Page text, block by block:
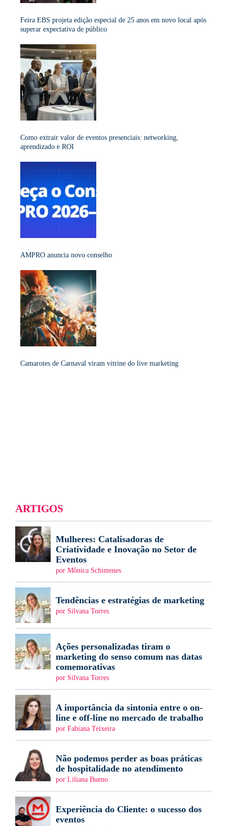
Feira EBS projeta edição especial de 25 anos em novo local após
superar expectativa de público
Como extrair valor de eventos presenciais: networking,
aprendizado e ROI
AMPRO anuncia novo conselho
Camarotes de Carnaval viram vitrine do live marketing
ARTIGOS
Mulheres: Catalisadoras de
Criatividade e Inovação no Setor de
Eventos
por Mônica Schimenes
Tendências e estratégias de marketing
por Silvana Torres
Ações personalizadas tiram o
marketing do senso comum nas datas
comemorativas
por Silvana Torres
A importância da sintonia entre o on-
line e off-line no mercado de trabalho
por Fabiana Teixeira
Não podemos perder as boas práticas
de hospitalidade no atendimento
por Liliana Bueno
Experiência do Cliente: o sucesso dos
eventos